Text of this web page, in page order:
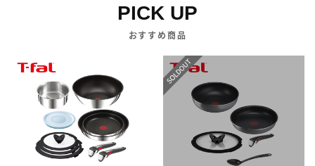
PICK UP
おすすめ商品